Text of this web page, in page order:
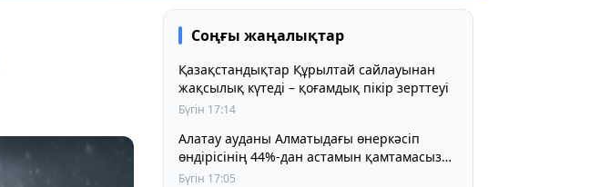
Соңғы жаңалықтар
Қазақстандықтар Құрылтай сайлауынан
жақсылық күтеді – қоғамдық пікір зерттеуі
Бүгін 17:14
Алатау ауданы Алматыдағы өнеркәсіп
өндірісінің 44%-дан астамын қамтамасыз
етіп отыр
Бүгін 17:05